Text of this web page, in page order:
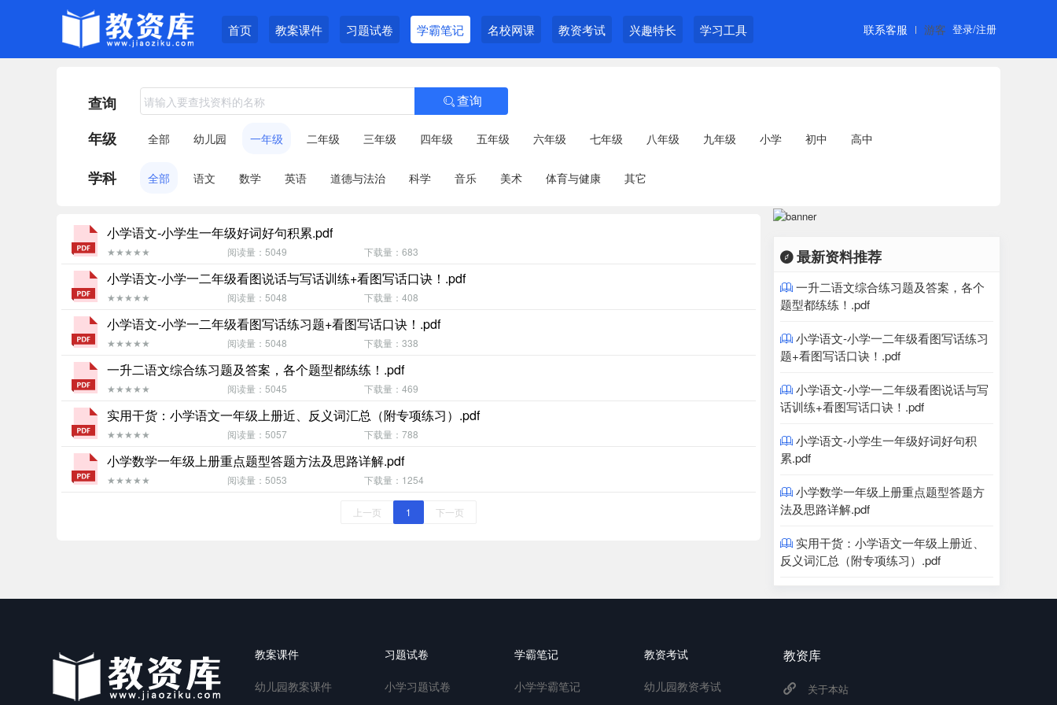
首页 教案课件 习题试卷 学霸笔记 名校网课 教资考试 兴趣特长 学习工具 游客 登录/注册
联系客服
查询  查询
年级 全部 幼儿园 一年级 二年级 三年级 四年级 五年级 六年级 七年级 八年级 九年级 小学 初中 高中
学科 全部 语文 数学 英语 道德与法治 科学 音乐 美术 体育与健康 其它
小学语文-小学生一年级好词好句积累.pdf
★★★★★ 阅读量：5049 下载量：683
小学语文-小学一二年级看图说话与写话训练+看图写话口诀！.pdf
★★★★★ 阅读量：5048 下载量：408
小学语文-小学一二年级看图写话练习题+看图写话口诀！.pdf
★★★★★ 阅读量：5048 下载量：338
一升二语文综合练习题及答案，各个题型都练练！.pdf
★★★★★ 阅读量：5045 下载量：469
实用干货：小学语文一年级上册近、反义词汇总（附专项练习）.pdf
★★★★★ 阅读量：5057 下载量：788
小学数学一年级上册重点题型答题方法及思路详解.pdf
★★★★★ 阅读量：5053 下载量：1254
上一页 1 下一页
最新资料推荐
 一升二语文综合练习题及答案，各个
题型都练练！.pdf
 小学语文-小学一二年级看图写话练习
题+看图写话口诀！.pdf
 小学语文-小学一二年级看图说话与写
话训练+看图写话口诀！.pdf
 小学语文-小学生一年级好词好句积
累.pdf
 小学数学一年级上册重点题型答题方
法及思路详解.pdf
 实用干货：小学语文一年级上册近、
反义词汇总（附专项练习）.pdf
教案课件
幼儿园教案课件
习题试卷
小学习题试卷
学霸笔记
小学学霸笔记
教资考试
幼儿园教资考试
教资库
关于本站